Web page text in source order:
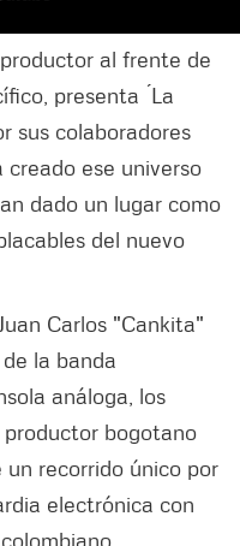
al frente de
presenta ́La
sus colaboradores
creado ese universo
dado un lugar como
del nuevo
Carlos "Cankita"
la banda
análoga, los
bogotano
recorrido único por
electrónica con